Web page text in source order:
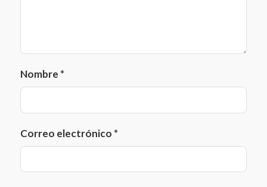
Nombre *
Correo electrónico *